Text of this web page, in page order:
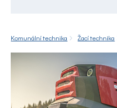
Komunální technika Žací technika